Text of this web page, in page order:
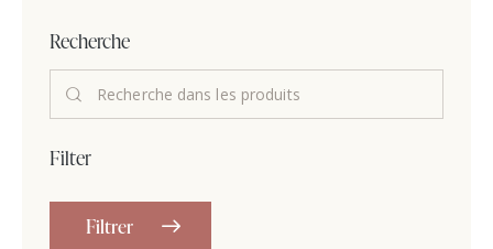
Recherche
Filter
Filtrer